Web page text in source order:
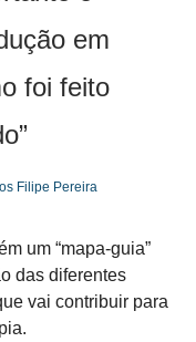
em
foi feito
Filipe Pereira
um “mapa-guia”
das diferentes
vai contribuir para